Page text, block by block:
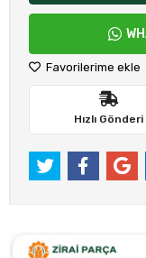
Favorilerime ekle
Hızlı Gönderi